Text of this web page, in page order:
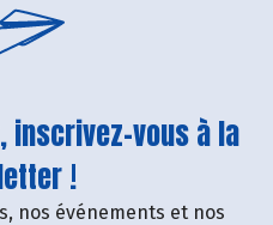
inscrivez-vous à la
!
nos événements et nos